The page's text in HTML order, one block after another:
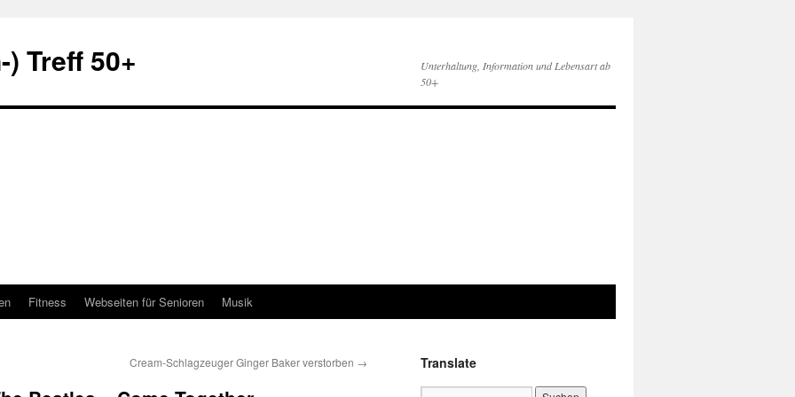
Treff 50+
Unterhaltung, Information und Lebensart ab
50+
Fitness Webseiten für Senioren Musik
Cream-Schlagzeuger Ginger Baker verstorben → Translate